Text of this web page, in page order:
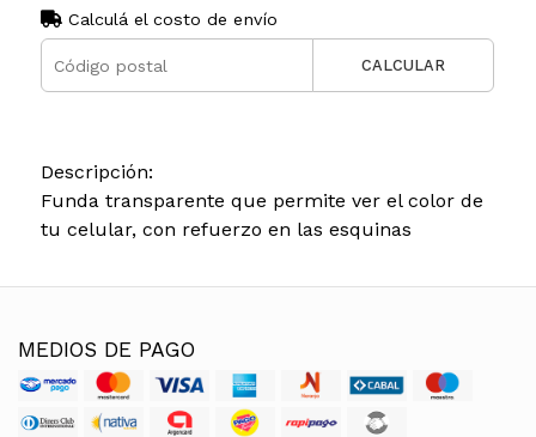
Calculá el costo de envío
CALCULAR
Descripción:
Funda transparente que permite ver el color de
tu celular, con refuerzo en las esquinas
MEDIOS DE PAGO